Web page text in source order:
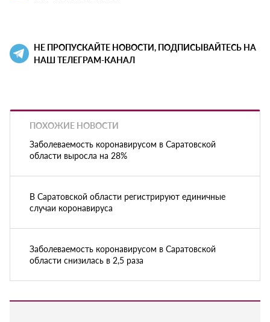
НЕ ПРОПУСКАЙТЕ НОВОСТИ, ПОДПИСЫВАЙТЕСЬ НА
НАШ ТЕЛЕГРАМ-КАНАЛ
ПОХОЖИЕ НОВОСТИ
Заболеваемость коронавирусом в Саратовской
области выросла на 28%
В Саратовской области регистрируют единичные
случаи коронавируса
Заболеваемость коронавирусом в Саратовской
области снизилась в 2,5 раза